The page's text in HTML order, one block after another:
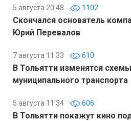
5 августа 20:48 1102
Скончался основатель
Юрий Перевалов
7 августа 11:33 610
В Тольятти изменятся
муниципального транспорта
5 августа 11:34 606
В Тольятти покажут кино